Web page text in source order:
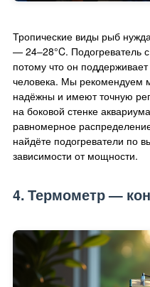
Тропические виды рыб
— 24–28°C. Подогреватель
потому что он
человека. Мы рекомендуем
надёжны и имеют точную
на боковой стенке
равномерное
найдёте подогреватели по
зависимости от мощности.
4. Термометр —